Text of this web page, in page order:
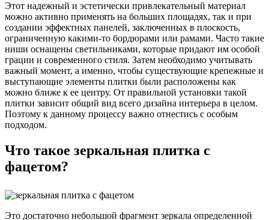
Этот надежный и эстетически привлекательный материал
можно активно применять на больших площадях, так и при
создании эффектных панелей, заключенных в плоскость,
ограниченную какими-то бордюрами или рамами. Часто такие
ниши оснащены светильниками, которые придают им особой
грации и современного стиля. Затем необходимо учитывать
важный момент, а именно, чтобы существующие крепежные и
выступающие элементы плитки были расположены как
можно ближе к ее центру. От правильной установки такой
плитки зависит общий вид всего дизайна интерьера в целом.
Поэтому к данному процессу важно отнестись с особым
подходом.
Что такое зеркальная плитка с
фацетом?
Это достаточно небольшой фрагмент зеркала определенной